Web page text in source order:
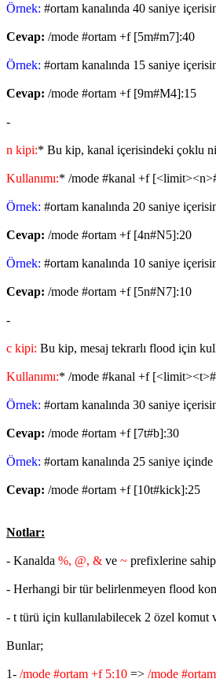
Örnek: #ortam kanalında 40 saniye
Cevap: /mode #ortam +f [5m#m7]:40
Örnek: #ortam kanalında 15 saniye
Cevap: /mode #ortam +f [9m#M4]:15
-
n kipi:* Bu kip, kanal içerisindeki çoklu
Kullanımı:* /mode #kanal +f
Örnek: #ortam kanalında 20 saniye
Cevap: /mode #ortam +f [4n#N5]:20
Örnek: #ortam kanalında 10 saniye
Cevap: /mode #ortam +f [5n#N7]:10
-
c kipi: Bu kip, mesaj tekrarlı flood için
Kullanımı:* /mode #kanal +f
Örnek: #ortam kanalında 30 saniye
Cevap: /mode #ortam +f [7t#b]:30
Örnek: #ortam kanalında 25 saniye içinde
Cevap: /mode #ortam +f [10t#kick]:25
Notlar:
- Kanalda %, @, & ve ~ prefixlerine
- Herhangi bir tür belirlenmeyen flood
- t türü için kullanılabilecek 2 özel komut
Bunlar;
1- /mode #ortam +f 5:10 => /mode